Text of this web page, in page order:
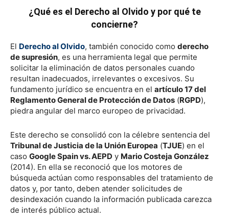
¿Qué es el Derecho al Olvido y por qué te
concierne?
El Derecho al Olvido, también conocido como derecho
de supresión, es una herramienta legal que permite
solicitar la eliminación de datos personales cuando
resultan inadecuados, irrelevantes o excesivos. Su
fundamento jurídico se encuentra en el artículo 17 del
Reglamento General de Protección de Datos (RGPD),
piedra angular del marco europeo de privacidad.
Este derecho se consolidó con la célebre sentencia del
Tribunal de Justicia de la Unión Europea (TJUE) en el
caso Google Spain vs. AEPD y Mario Costeja González
(2014). En ella se reconoció que los motores de
búsqueda actúan como responsables del tratamiento de
datos y, por tanto, deben atender solicitudes de
desindexación cuando la información publicada carezca
de interés público actual.